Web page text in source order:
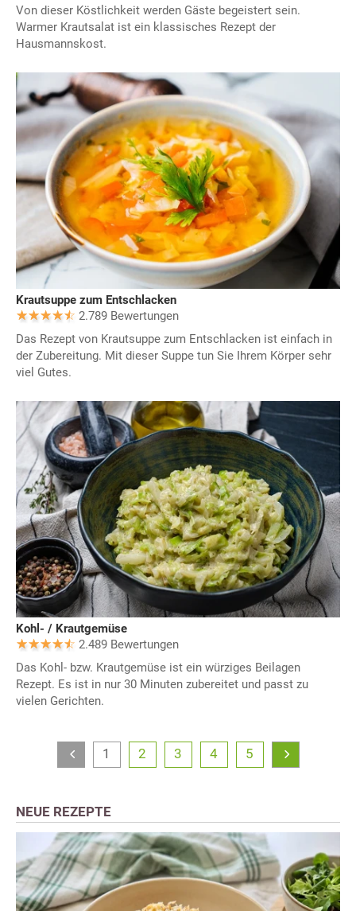
Von dieser Köstlichkeit werden Gäste begeistert sein.
Warmer Krautsalat ist ein klassisches Rezept der
Hausmannskost.
Krautsuppe zum Entschlacken
2.789 Bewertungen
Das Rezept von Krautsuppe zum Entschlacken ist einfach in
der Zubereitung. Mit dieser Suppe tun Sie Ihrem Körper sehr
viel Gutes.
Kohl- / Krautgemüse
2.489 Bewertungen
Das Kohl- bzw. Krautgemüse ist ein würziges Beilagen
Rezept. Es ist in nur 30 Minuten zubereitet und passt zu
vielen Gerichten.
1 2 3 4 5
NEUE REZEPTE